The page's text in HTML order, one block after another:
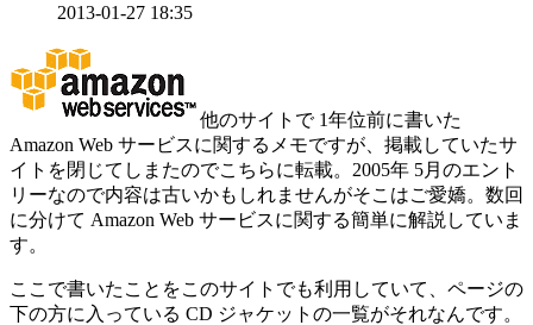
2013-01-27 18:35
他のサイトで 1年位前に書いた
Amazon Web サービスに関するメモですが、掲載していたサ
イトを閉じてしまたのでこちらに転載。2005年 5月のエント
リーなので内容は古いかもしれませんがそこはご愛嬌。数回
に分けて Amazon Web サービスに関する簡単に解説していま
す。
ここで書いたことをこのサイトでも利用していて、ページの
下の方に入っている CD ジャケットの一覧がそれなんです。